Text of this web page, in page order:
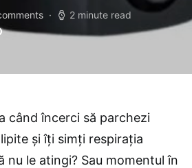
2 minute read
când încerci să parchezi
și îți simți respirația
nu le atingi? Sau momentul în